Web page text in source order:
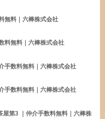
無料｜六棒株式会社
料無料｜六棒株式会社
手数料無料｜六棒株式会社
手数料無料｜六棒株式会社
屋第3 ｜仲介手数料無料｜六棒株